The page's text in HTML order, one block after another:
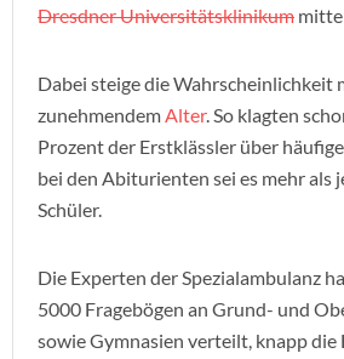
Dresdner Universitätsklinikum
Dabei steige die Wahrscheinlichkeit
zunehmendemAlter. So klagten
Prozent der Erstklässler über
bei den Abiturienten sei es mehr als
Schüler.
Die Experten der Spezialambulanz
5000 Fragebögen an Grund- und
sowie Gymnasien verteilt, knapp die